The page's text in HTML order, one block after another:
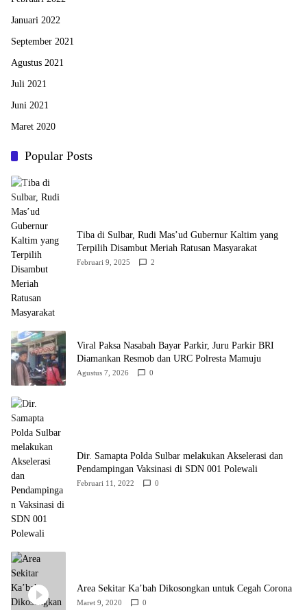
Januari 2022
September 2021
Agustus 2021
Juli 2021
Juni 2021
Maret 2020
Popular Posts
Tiba di Sulbar, Rudi Mas’ud Gubernur Kaltim yang
Terpilih Disambut Meriah Ratusan Masyarakat
Februari 9, 2025 2
Viral Paksa Nasabah Bayar Parkir, Juru Parkir BRI
Diamankan Resmob dan URC Polresta Mamuju
Agustus 7, 2026 0
Dir. Samapta Polda Sulbar melakukan Akselerasi dan
Pendampingan Vaksinasi di SDN 001 Polewali
Februari 11, 2022 0
Area Sekitar Ka’bah Dikosongkan untuk Cegah Corona
Maret 9, 2020 0